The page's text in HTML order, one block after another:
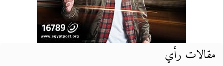
مقالات رأي